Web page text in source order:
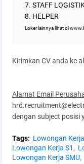
7. STAFF
8. HELPER
Loker lainnya lihat di
Kirimkan CV anda ke
Alamat Email
dengan subject posisi
Tags: Lowongan
Lowongan Kerja S1
Lowongan Kerja SMU